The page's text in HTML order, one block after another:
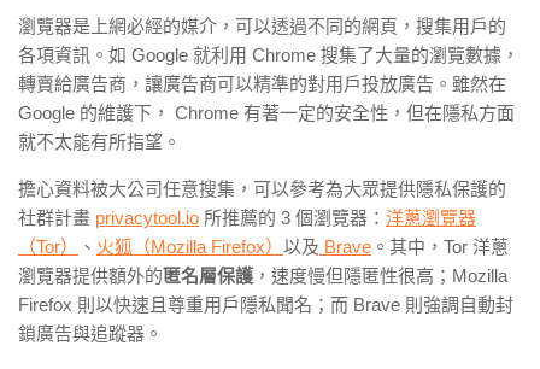
瀏覽器是上網必經的媒介，可以透過不同的網頁，搜集用戶的
各項資訊。如 Google 就利用 Chrome 搜集了大量的瀏覽數據，
轉賣給廣告商，讓廣告商可以精準的對用戶投放廣告。雖然在
Google 的維護下， Chrome 有著一定的安全性，但在隱私方面
就不太能有所指望。
擔心資料被大公司任意搜集，可以參考為大眾提供隱私保護的
社群計畫 privacytool.io 所推薦的 3 個瀏覽器： 洋蔥瀏覽器
（Tor）
、 火狐（Mozilla Firefox） 以及 Brave 。其中， Tor 洋蔥
瀏覽器提供額外的匿名層保護 ，速度慢但隱匿性很高； Mozilla
Firefox 則以快速且尊重用戶隱私聞名；而 Brave 則強調自動封
鎖廣告與追蹤器。